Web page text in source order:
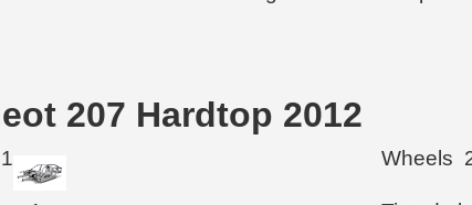
207 Hardtop 2012
1 Wheels